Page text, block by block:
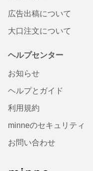
広告出稿について
大口注文について
ヘルプセンター
お知らせ
ヘルプとガイド
利用規約
minneのセキュリティ
お問い合わせ